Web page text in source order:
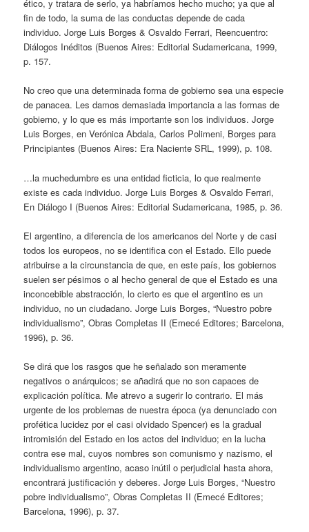
ético, y tratara de serlo, ya habríamos hecho mucho; ya que al
fin de todo, la suma de las conductas depende de cada
individuo. Jorge Luis Borges & Osvaldo Ferrari, Reencuentro:
Diálogos Inéditos (Buenos Aires: Editorial Sudamericana, 1999,
p. 157.
No creo que una determinada forma de gobierno sea una especie
de panacea. Les damos demasiada importancia a las formas de
gobierno, y lo que es más importante son los individuos. Jorge
Luis Borges, en Verónica Abdala, Carlos Polimeni, Borges para
Principiantes (Buenos Aires: Era Naciente SRL, 1999), p. 108.
…la muchedumbre es una entidad ficticia, lo que realmente
existe es cada individuo. Jorge Luis Borges & Osvaldo Ferrari,
En Diálogo I (Buenos Aires: Editorial Sudamericana, 1985, p. 36.
El argentino, a diferencia de los americanos del Norte y de casi
todos los europeos, no se identifica con el Estado. Ello puede
atribuirse a la circunstancia de que, en este país, los gobiernos
suelen ser pésimos o al hecho general de que el Estado es una
inconcebible abstracción, lo cierto es que el argentino es un
individuo, no un ciudadano. Jorge Luis Borges, “Nuestro pobre
individualismo”, Obras Completas II (Emecé Editores; Barcelona,
1996), p. 36.
Se dirá que los rasgos que he señalado son meramente
negativos o anárquicos; se añadirá que no son capaces de
explicación política. Me atrevo a sugerir lo contrario. El más
urgente de los problemas de nuestra época (ya denunciado con
profética lucidez por el casi olvidado Spencer) es la gradual
intromisión del Estado en los actos del individuo; en la lucha
contra ese mal, cuyos nombres son comunismo y nazismo, el
individualismo argentino, acaso inútil o perjudicial hasta ahora,
encontrará justificación y deberes. Jorge Luis Borges, “Nuestro
pobre individualismo”, Obras Completas II (Emecé Editores;
Barcelona, 1996), p. 37.